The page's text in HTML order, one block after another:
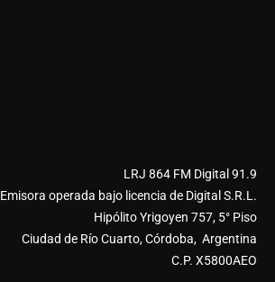
LRJ 864 FM Digital 91.9
Emisora operada bajo licencia de Digital S.R.L.
Hipólito Yrigoyen 757, 5° Piso
Ciudad de Río Cuarto, Córdoba, Argentina
C.P. X5800AEO